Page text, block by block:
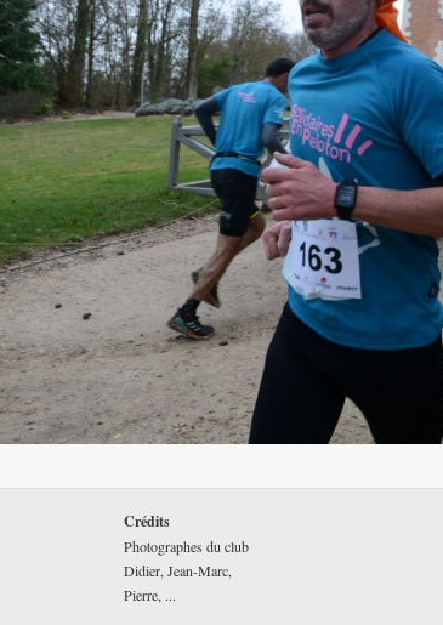
Crédits
Photographes du club
Didier, Jean-Marc,
Pierre, ...